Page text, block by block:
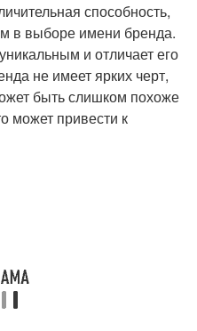
способность,
в выборе имени бренда.
и отличает его
не имеет ярких черт,
быть слишком похоже
может привести к